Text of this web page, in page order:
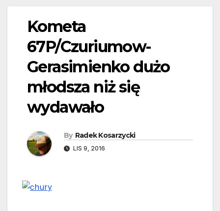
Kometa
67P/Czuriumow-
Gerasimienko dużo
młodsza niż się
wydawało
By Radek Kosarzycki
LIS 9, 2016